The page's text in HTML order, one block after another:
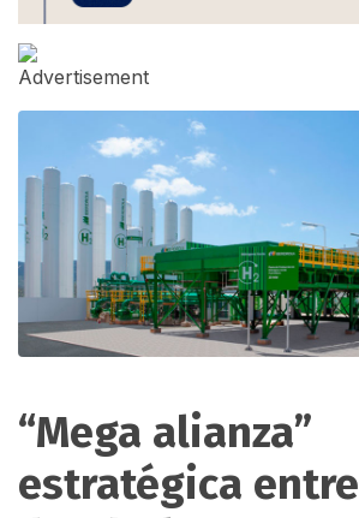
“Mega alianza”
estratégica entre